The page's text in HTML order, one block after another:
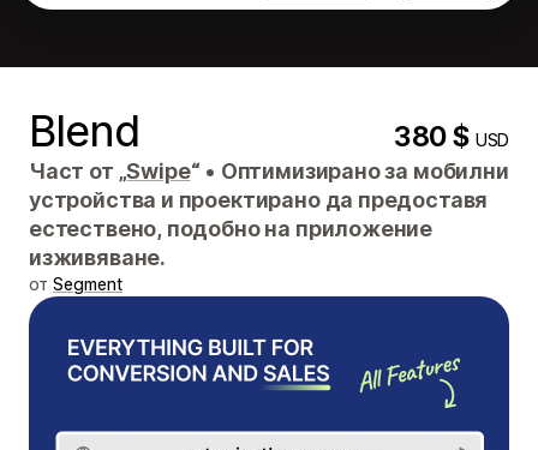
Blend 380 $USD
Част от „Swipe“ • Оптимизирано за мобилни
устройства и проектирано да предоставя
естествено, подобно на приложение
изживяване.
от Segment